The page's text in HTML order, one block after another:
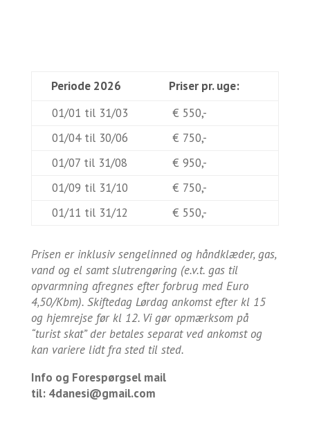
Periode 2026
Priser pr. uge:
01/01 til 31/03
€ 550,-
01/04 til 30/06
€ 750,-
01/07 til 31/08
€ 950,-
01/09 til 31/10
€ 750,-
01/11 til 31/12
€ 550,-
Prisen er inklusiv sengelinned og håndklæder, gas,
vand og el samt slutrengøring (e.v.t. gas til
opvarmning afregnes efter forbrug med Euro
4,50/Kbm). Skiftedag Lørdag ankomst efter kl 15
og hjemrejse før kl 12. Vi gør opmærksom på
“turist skat” der betales separat ved ankomst og
kan variere lidt fra sted til sted.
Info og Forespørgsel mail
til: 4danesi@gmail.com